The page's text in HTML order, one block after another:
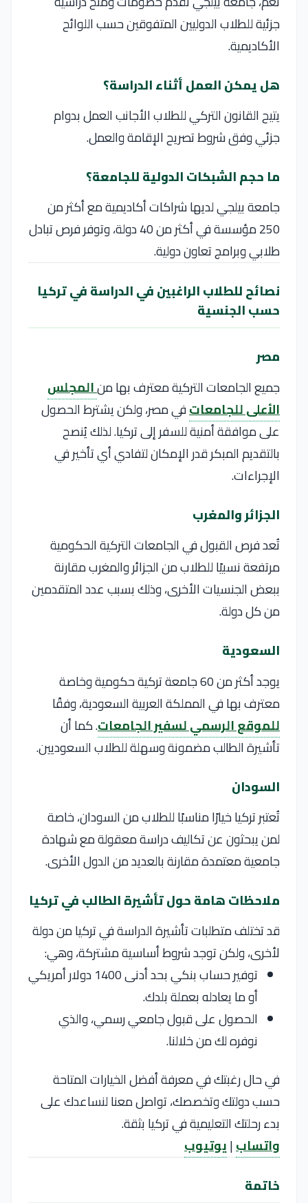
جزئية للطلاب الدوليين المتفوقين حسب اللوائح
الأكاديمية.
هل يمكن العمل أثناء الدراسة؟
يتيح القانون التركي للطلاب الأجانب العمل بدوام
جزئي وفق شروط تصريح الإقامة والعمل.
ما حجم الشبكات الدولية للجامعة؟
جامعة بيلجي لديها شراكات أكاديمية مع أكثر من
250 مؤسسة في أكثر من 40 دولة، وتوفر فرص تبادل
طلابي وبرامج تعاون دولية.
نصائح للطلاب الراغبين في الدراسة في تركيا
حسب الجنسية
مصر
جميع الجامعات التركية معترف بها منالمجلس
الأعلى للجامعاتفي مصر، ولكن يشترط الحصول
على موافقة أمنية للسفر إلى تركيا. لذلك يُنصح
بالتقديم المبكر قدر الإمكان لتفادي أي تأخير في
الإجراءات.
الجزائر والمغرب
تُعد فرص القبول في الجامعات التركية الحكومية
مرتفعة نسبيًا للطلاب من الجزائر والمغرب مقارنة
ببعض الجنسيات الأخرى، وذلك بسبب عدد المتقدمين
من كل دولة.
السعودية
يوجد أكثر من 60 جامعة تركية حكومية وخاصة
معترف بها في المملكة العربية السعودية، وفقًا
للموقع الرسمي لسفير الجامعات. كما أن
تأشيرة الطالب مضمونة وسهلة للطلاب السعوديين.
السودان
تُعتبر تركيا خيارًا مناسبًا للطلاب من السودان، خاصة
لمن يبحثون عن تكاليف دراسة معقولة مع شهادة
جامعية معتمدة مقارنة بالعديد من الدول الأخرى.
ملاحظات هامة حول تأشيرة الطالب في تركيا
قد تختلف متطلبات تأشيرة الدراسة في تركيا من دولة
لأخرى، ولكن توجد شروط أساسية مشتركة، وهي:
توفير حساب بنكي بحد أدنى 1400 دولار أمريكي
أو ما يعادله بعملة بلدك.
الحصول على قبول جامعي رسمي، والذي
نوفره لك من خلالنا.
في حال رغبتك في معرفة أفضل الخيارات المتاحة
حسب دولتك وتخصصك، تواصل معنا لنساعدك على
بدء رحلتك التعليمية في تركيا بثقة.
واتساب|يوتيوب
خاتمة